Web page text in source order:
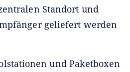
Standort und
geliefert werden
und Paketboxen